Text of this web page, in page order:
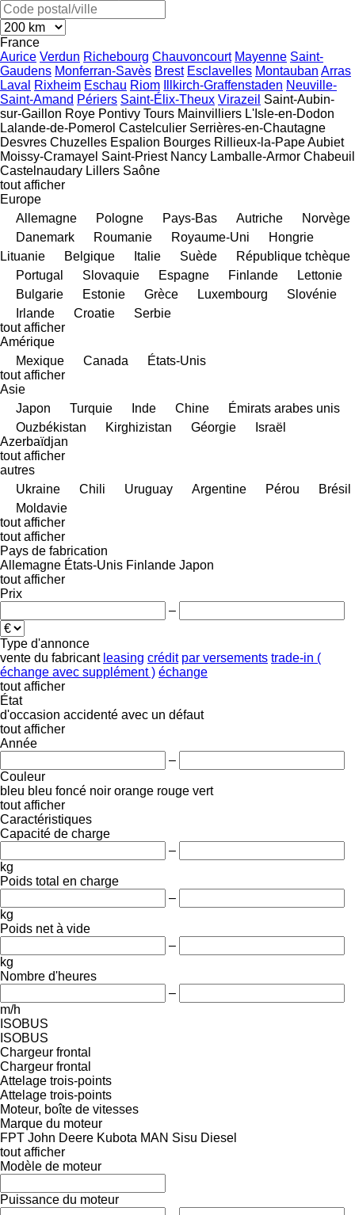
France
Aurice Verdun Richebourg Chauvoncourt Mayenne Saint-
Gaudens Monferran-Savès Brest Esclavelles Montauban Arras
Laval
Rixheim Eschau Riom Illkirch-Graffenstaden Neuville-
Saint-Amand Périers Saint-Élix-Theux Virazeil Saint-Aubin-
sur-Gaillon Roye Pontivy Tours Mainvilliers L'Isle-en-Dodon
Lalande-de-Pomerol Castelculier Serrières-en-Chautagne
Desvres Chuzelles Espalion Bourges Rillieux-la-PapeAubiet
Moissy-Cramayel Saint-Priest Nancy Lamballe-Armor Chabeuil
Castelnaudary Lillers Saône
tout afficher
Europe
Allemagne
Pologne Pays-Bas Autriche
Norvège
Danemark
Roumanie Royaume-Uni
Hongrie
Lituanie
Belgique Italie Suède
République tchèque
Portugal
Slovaquie Espagne Finlande
Lettonie
Bulgarie
Estonie Grèce Luxembourg
Slovénie
Irlande
Croatie
Serbie
tout afficher
Amérique
Mexique
Canada
États-Unis
tout afficher
Asie
Japon
Turquie Inde Chine
Émirats arabes unis
Ouzbékistan
Kirghizistan Géorgie
Israël
Azerbaïdjan
tout afficher
autres
Ukraine
Chili Uruguay Argentine Pérou
Brésil
Moldavie
tout afficher
tout afficher
Pays de fabrication
Allemagne États-Unis Finlande Japon
tout afficher
Prix
–
Type d'annonce
vente du fabricant leasing crédit par versements trade-in (
échange avec supplément ) échange
tout afficher
État
d'occasion accidenté avec un défaut
tout afficher
Année
–
Couleur
bleu bleu foncé noir orange rouge vert
tout afficher
Caractéristiques
Capacité de charge
–
kg
Poids total en charge
–
kg
Poids net à vide
–
kg
Nombre d'heures
–
m/h
ISOBUS
ISOBUS
Chargeur frontal
Chargeur frontal
Attelage trois-points
Attelage trois-points
Moteur, boîte de vitesses
Marque du moteur
FPT John Deere Kubota MAN Sisu Diesel
tout afficher
Modèle de moteur
Puissance du moteur